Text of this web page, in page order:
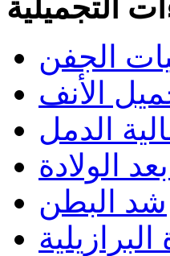
التجميلية
الجفن
الأنف
الدمل
الولادة
شد البطن